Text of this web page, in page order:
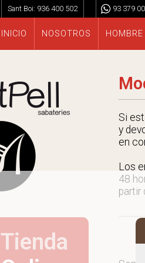
Sant Boi: 936 400 502 93 379
INICIO NOSOTROS HOMBRE
Tienda
Si
y
en
Los
48
partir